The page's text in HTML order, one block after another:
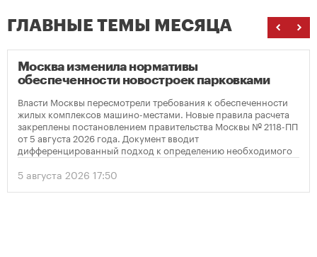
ГЛАВНЫЕ ТЕМЫ МЕСЯЦА
Москва изменила нормативы
обеспеченности новостроек парковками
Власти Москвы пересмотрели требования к обеспеченности
жилых комплексов машино-местами. Новые правила расчета
закреплены постановлением правительства Москвы № 2118-ПП
от 5 августа 2026 года. Документ вводит
дифференцированный подход к определению необходимого
количества парковок в зависимости от площади квартир и
устанавливает переходный период для уже согласованных
проектов.
5 августа 2026 17:50